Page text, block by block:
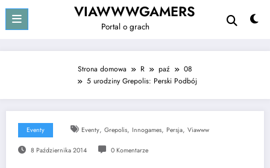
treści
VIAWWWGAMERS
Portal o grach
Strona domowa R paź
08
5 urodziny Grepolis: Perski Podbój
Eventy Eventy, Grepolis, Innogames, Persja, Viawww
8 Października 2014 0 Komentarze